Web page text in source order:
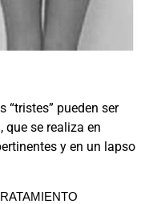
pueden ser
que se realiza en
y en un lapso